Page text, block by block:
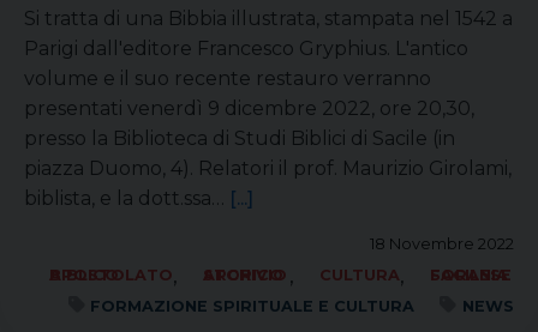
Si tratta di una Bibbia illustrata, stampata nel 1542 a
Parigi dall'editore Francesco Gryphius. L'antico
volume e il suo recente restauro verranno
presentati venerdì 9 dicembre 2022, ore 20,30,
presso la Biblioteca di Studi Biblici di Sacile (in
piazza Duomo, 4). Relatori il prof. Maurizio Girolami,
biblista, e la dott.ssa… [...]
18 Novembre 2022
APOSTOLATO BIBLICO
, ARCHIVIO STORICO , CULTURA,
FORANIA SACILESE
FORMAZIONE SPIRITUALE E CULTURA
NEWS